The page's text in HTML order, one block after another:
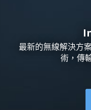
最新的無線解決方
術，傳